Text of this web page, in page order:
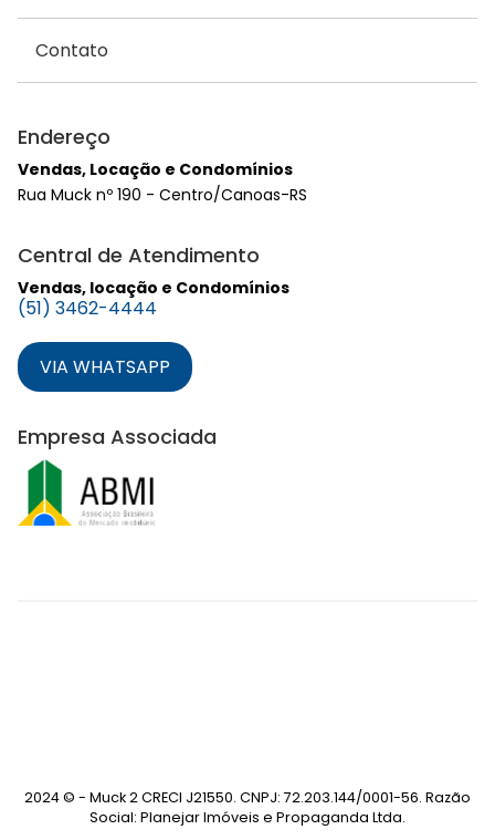
Contato
Endereço
Vendas, Locação e Condomínios
Rua Muck nº 190 - Centro/Canoas-RS
Central de Atendimento
Vendas, locação e Condomínios
(51) 3462-4444
VIA WHATSAPP
Empresa Associada
2024 © - Muck 2 CRECI J21550. CNPJ: 72.203.144/0001-56. Razão
Social: Planejar Imóveis e Propaganda Ltda.